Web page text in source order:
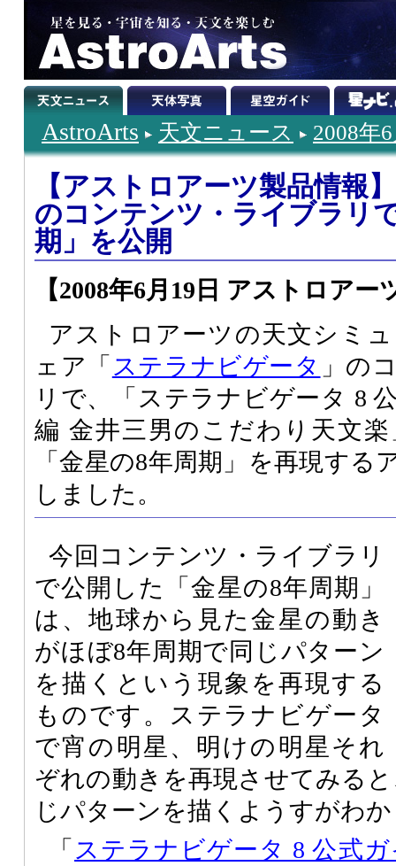
AstroArts 天文ニュース 2008年
【アストロアーツ製品情報
のコンテンツ・ライブラリ
期」を公開
【2008年6月19日 アストロアー
アストロアーツの天文シミ
ェア「 ステラナビゲータ 」の
リで、「ステラナビゲータ 8
編 金井三男のこだわり天文
「金星の8年周期」を再現する
しました。
今回コンテンツ・ライブラリ
で公開した「金星の8年周期」
は、地球から見た金星の動き
がほぼ8年周期で同じパターン
を描くという現象を再現する
ものです。ステラナビゲータ
で宵の明星、明けの明星それ
ぞれの動きを再現させてみる
じパターンを描くようすがわ
「 ステラナビゲータ 8 公式